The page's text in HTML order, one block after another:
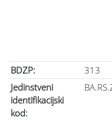
BDZP:
313
Jedinstveni
identifikacijski
kod: